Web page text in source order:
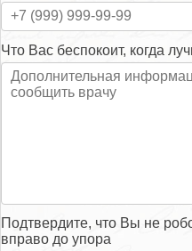
Что Вас беспокоит, когда
Подтвердите, что Вы не
вправо до упора